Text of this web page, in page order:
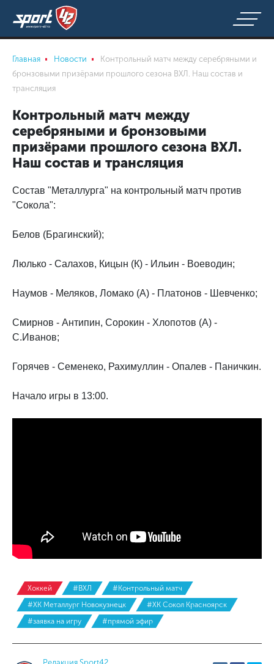
Главная Новости
Контрольный матч между серебряными и
бронзовыми призёрами прошлого сезона ВХЛ. Наш состав и
трансляция
Контрольный матч между
серебряными и бронзовыми
призёрами прошлого сезона ВХЛ.
Наш состав и трансляция
Состав "Металлурга" на контрольный матч против
"Сокола":
Белов (Брагинский);
Люлько - Салахов, Кицын (К) - Ильин - Воеводин;
Наумов - Меляков, Ломако (А) - Платонов - Шевченко;
Смирнов - Антипин, Сорокин - Хлопотов (А) -
С.Иванов;
Горячев - Семенеко, Рахимуллин - Опалев - Паничкин.
Начало игры в 13:00.
Хоккей #ВХЛ
#Контрольный матч
#ХК Металлург Новокузнецк
#ХК Сокол Красноярск
#заявка на игру
#прямой эфир